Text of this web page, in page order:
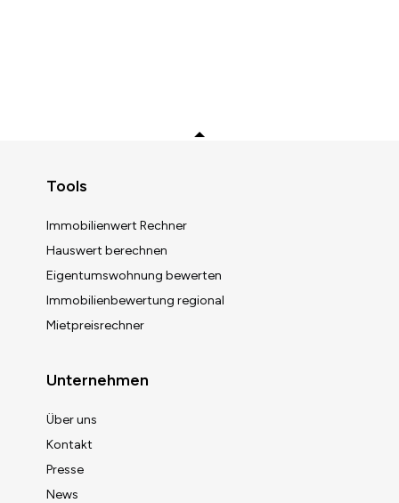
Tools
Immobilienwert Rechner
Hauswert berechnen
Eigentumswohnung bewerten
Immobilienbewertung regional
Mietpreisrechner
Unternehmen
Über uns
Kontakt
Presse
News